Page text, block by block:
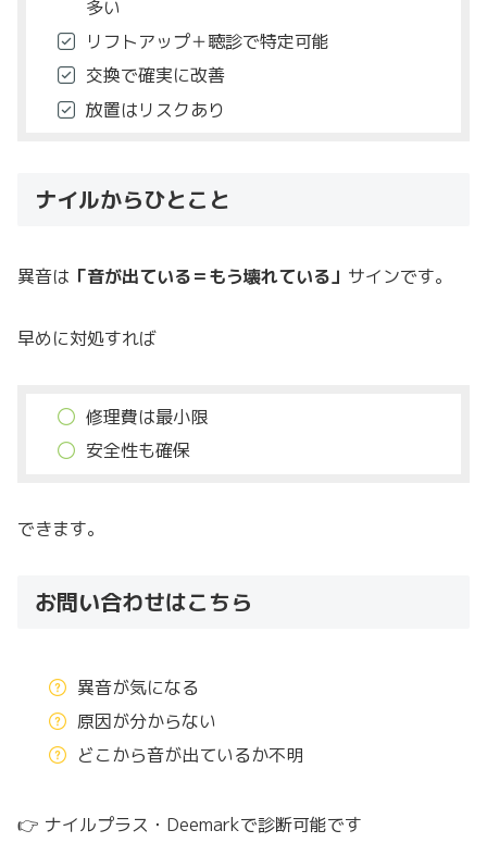
多い
リフトアップ＋聴診で特定可能
交換で確実に改善
放置はリスクあり
ナイルからひとこと
異音は 「音が出ている＝もう壊れている」 サインです。
早めに対処すれば
修理費は最小限
安全性も確保
できます。
お問い合わせはこちら
異音が気になる
原因が分からない
どこから音が出ているか不明
👉 ナイルプラス・Deemarkで診断可能です